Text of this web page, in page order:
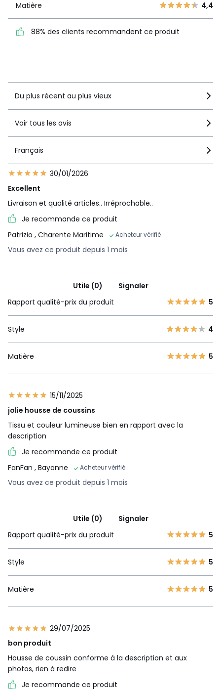
88% des clients
Matière 4,4
88% des clients recommandent ce produit
Du plus récent au plus vieux
Voir tous les avis
Français
30/01/2026
Excellent
Livraison et qualité articles.. Irréprochable..
Je recommande ce produit
Patrizio , Charente Maritime Acheteur vérifié
Vous avez ce produit depuis 1 mois
Utile (0)
Signaler
Rapport qualité-prix du produit
5
Style 4
Matière 5
15/11/2025
jolie housse de coussins
Tissu et couleur lumineuse bien en rapport avec la
description
Je recommande ce produit
FanFan , Bayonne Acheteur vérifié
Vous avez ce produit depuis 1 mois
Utile (0)
Signaler
Rapport qualité-prix du produit
5
Style 5
Matière 5
29/07/2025
bon produit
Housse de coussin conforme à la description et aux
photos, rien à redire
Je recommande ce produit